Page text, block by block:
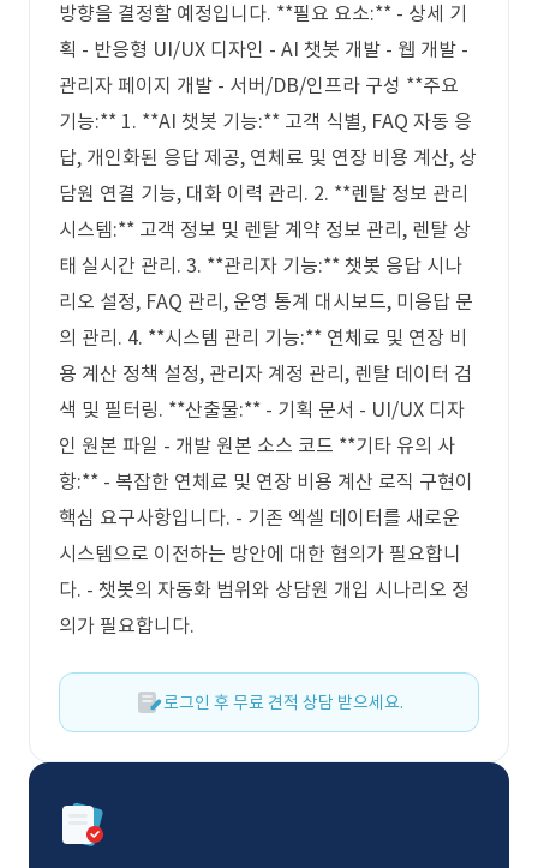
방향을 결정할 예정입니다. **필요 요소:** - 상세 기
획 - 반응형 UI/UX 디자인 - AI 챗봇 개발 - 웹 개발 -
관리자 페이지 개발 - 서버/DB/인프라 구성 **주요
기능:** 1. **AI 챗봇 기능:** 고객 식별, FAQ 자동 응
답, 개인화된 응답 제공, 연체료 및 연장 비용 계산, 상
담원 연결 기능, 대화 이력 관리. 2. **렌탈 정보 관리
시스템:** 고객 정보 및 렌탈 계약 정보 관리, 렌탈 상
태 실시간 관리. 3. **관리자 기능:** 챗봇 응답 시나
리오 설정, FAQ 관리, 운영 통계 대시보드, 미응답 문
의 관리. 4. **시스템 관리 기능:** 연체료 및 연장 비
용 계산 정책 설정, 관리자 계정 관리, 렌탈 데이터 검
색 및 필터링. **산출물:** - 기획 문서 - UI/UX 디자
인 원본 파일 - 개발 원본 소스 코드 **기타 유의 사
항:** - 복잡한 연체료 및 연장 비용 계산 로직 구현이
핵심 요구사항입니다. - 기존 엑셀 데이터를 새로운
시스템으로 이전하는 방안에 대한 협의가 필요합니
다. - 챗봇의 자동화 범위와 상담원 개입 시나리오 정
의가 필요합니다.
로그인 후 무료 견적 상담 받으세요.